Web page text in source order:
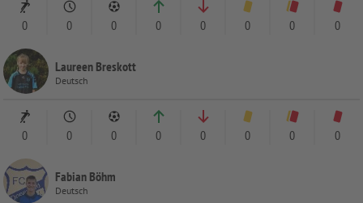
0 0 0 0 0 0 0 0
Laureen Breskott
Deutsch
0 0 0 0 0 0 0 0
Fabian Böhm
Deutsch